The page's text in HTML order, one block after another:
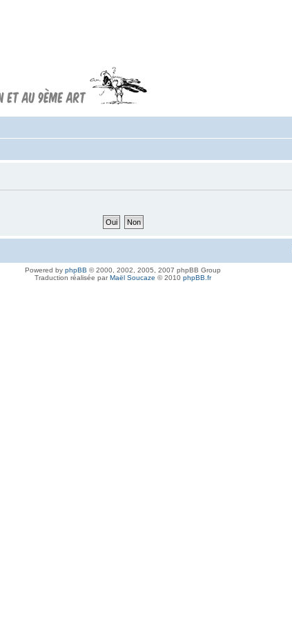
Powered by phpBB © 2000, 2002, 2005, 2007 phpBB Group
Traduction réalisée parMaël Soucaze © 2010 phpBB.fr